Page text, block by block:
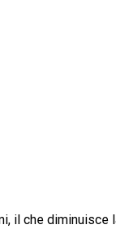
il che diminuisce